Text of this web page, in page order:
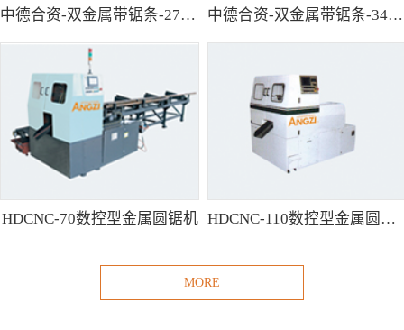
中德合资-双金属带锯条-27*0.9 中德合资-双金属带锯条-34*1.1
HDCNC-70数控型金属圆锯机 HDCNC-110数控型金属圆锯机
MORE